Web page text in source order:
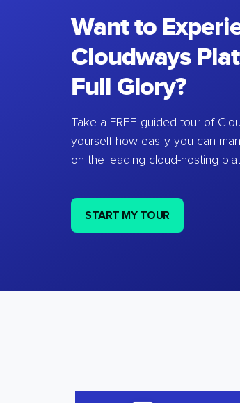
Want to
Cloudways
Full Glory?
Take a FREE guided tour of
yourself how easily you can
on the leading cloud-hosting
START MY TOUR